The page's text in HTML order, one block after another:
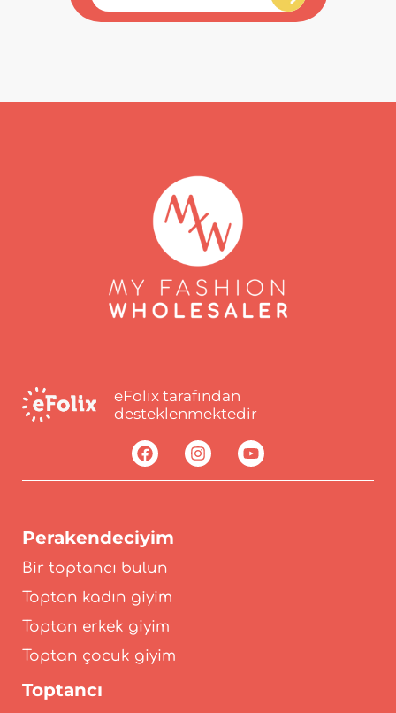
eFolix tarafından
desteklenmektedir
Perakendeciyim
Bir toptancı bulun
Toptan kadın giyim
Toptan erkek giyim
Toptan çocuk giyim
Toptancı